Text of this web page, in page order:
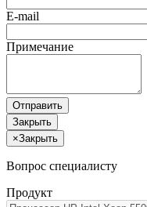
E-mail
Примечание
Отправить
Закрыть
×Закрыть
Вопрос специалисту
Продукт